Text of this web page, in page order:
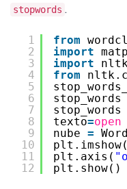
stopwords .
1
2
3
4
5
6
7
8
9
10
11
12
from
import
import
from
stop_words
stop_words
texto=open
nube =
plt.axis(
plt.show()